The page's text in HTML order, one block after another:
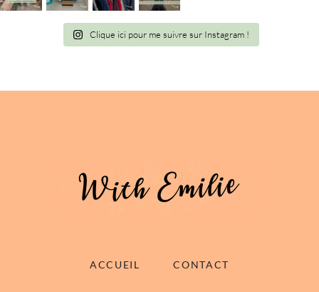
Clique ici pour me suivre sur Instagram !
ACCUEIL CONTACT